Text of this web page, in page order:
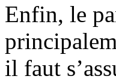
Enfin, le
il faut